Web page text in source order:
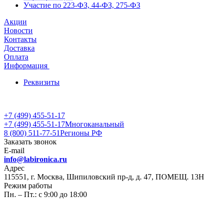
Участие по 223-ФЗ, 44-ФЗ, 275-ФЗ
Акции
Новости
Контакты
Доставка
Оплата
Информация
Реквизиты
+7 (499) 455-51-17
+7 (499) 455-51-17Многоканальный
8 (800) 511-77-51Регионы РФ
Заказать звонок
E-mail
info@labironica.ru
Адрес
115551, г. Москва, Шипиловский пр-д, д. 47, ПОМЕЩ. 13Н
Режим работы
Пн. – Пт.: с 9:00 до 18:00